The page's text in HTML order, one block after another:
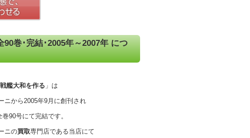
巻･完結･2005年～2007年 につ
艦大和を作る 」は
ニから2005年9月に創刊され
90号にて完結です。
ニの買取専門店である当店にて